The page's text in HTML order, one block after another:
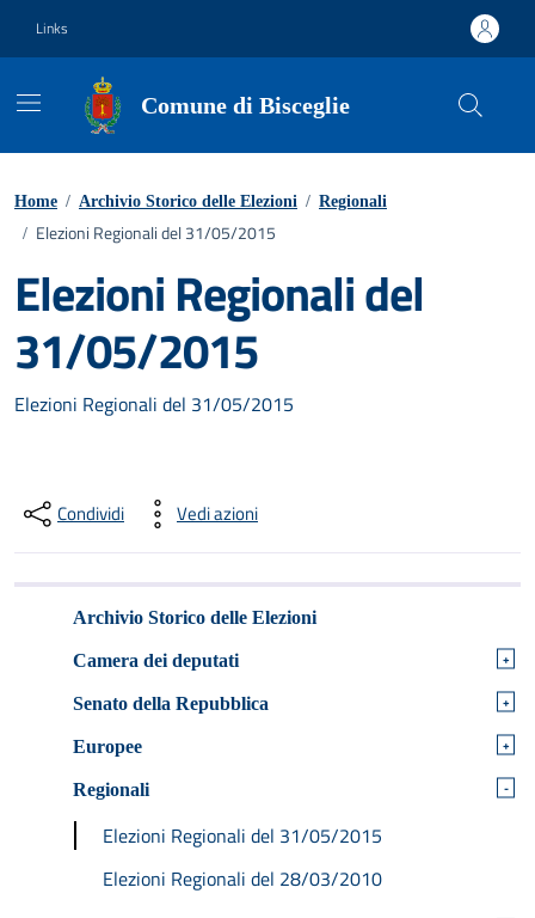
Links
Comune di Bisceglie
Home / Archivio Storico delle Elezioni / Regionali
/ Elezioni Regionali del 31/05/2015
Elezioni Regionali del
31/05/2015
Elezioni Regionali del 31/05/2015
Condividi Vedi azioni
Archivio Storico delle Elezioni
Camera dei deputati +
Senato della Repubblica +
Europee +
Regionali -
Elezioni Regionali del 31/05/2015
Elezioni Regionali del 28/03/2010